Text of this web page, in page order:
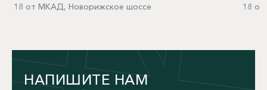
18 от МКАД, Новорижское шоссе 18
НАПИШИТЕ НАМ